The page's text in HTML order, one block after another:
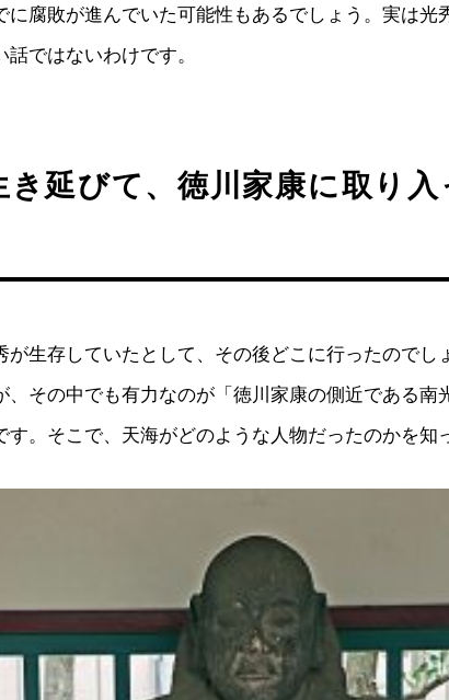
に腐敗が進んでいた可能性もあるでしょう。実は光
話ではないわけです。
き延びて、徳川家康に取り入
が生存していたとして、その後どこに行ったのでし
、その中でも有力なのが「徳川家康の側近である南
す。そこで、天海がどのような人物だったのかを知